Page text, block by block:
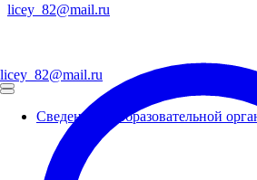
licey_82@mail.ru
Сведения об образовательной
licey_82@mail.ru